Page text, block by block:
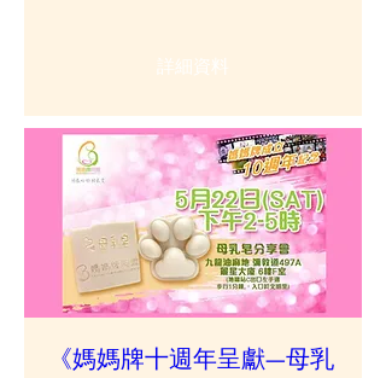
詳細資料
《媽媽牌十週年呈獻—母乳